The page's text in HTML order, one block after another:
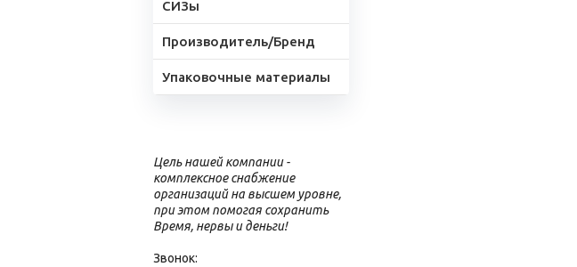
СИЗы
Производитель/Бренд
Упаковочные материалы
Цель нашей компании -
комплексное снабжение
организаций на высшем уровне,
при этом помогая сохранить
Время, нервы и деньги!
Звонок: